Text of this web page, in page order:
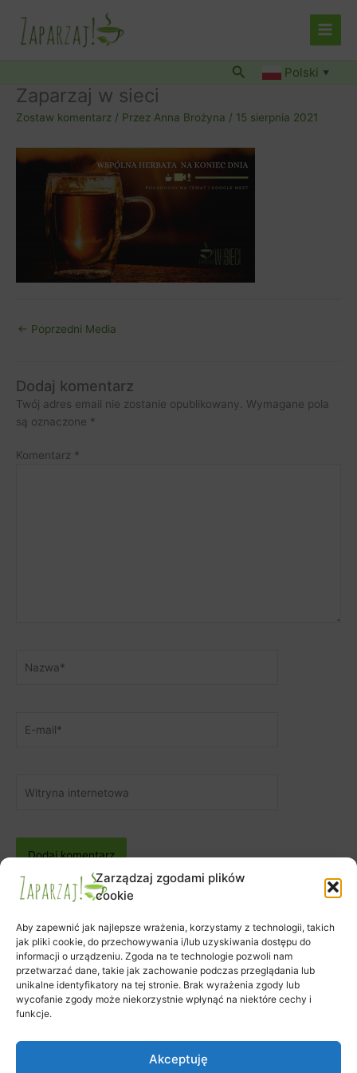
Zarządzaj zgodami plików
cookie
Aby zapewnić jak najlepsze wrażenia, korzystamy z technologii, takich
jak pliki cookie, do przechowywania i/lub uzyskiwania dostępu do
informacji o urządzeniu. Zgoda na te technologie pozwoli nam
przetwarzać dane, takie jak zachowanie podczas przeglądania lub
unikalne identyfikatory na tej stronie. Brak wyrażenia zgody lub
wycofanie zgody może niekorzystnie wpłynąć na niektóre cechy i
funkcje.
Akceptuję
treści
Szukaj Polski ▼
Zaparzaj w sieci
Zostaw komentarz / Przez Anna Brożyna / 15 sierpnia 2021
← Poprzedni Media
Dodaj komentarz
Twój adres email nie zostanie opublikowany.
Wymagane pola
są oznaczone *
Komentarz *
mail*
internetowa
Zapisy na warsztaty
Zamówienie
Koszyk